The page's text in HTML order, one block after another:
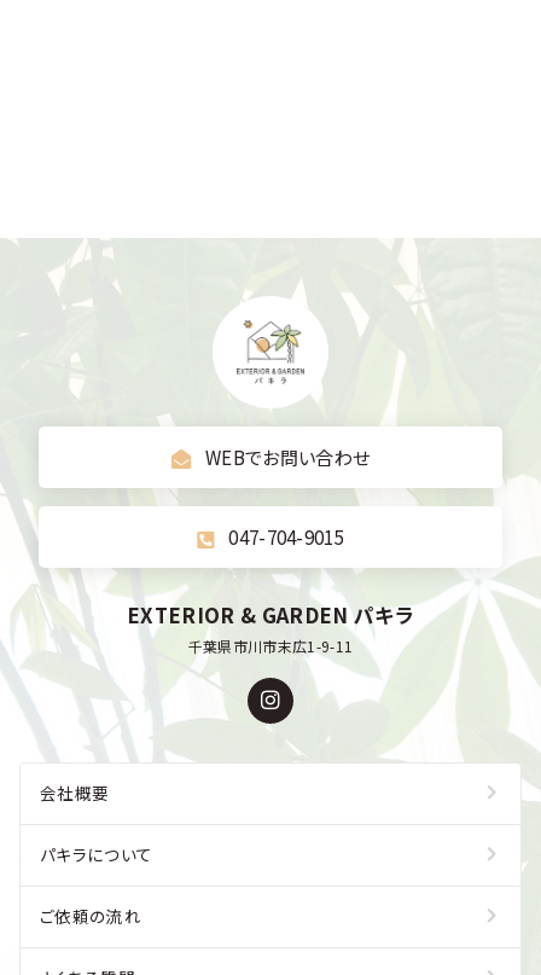
WEBでお問い合わせ
047-704-9015
EXTERIOR & GARDEN パキラ
千葉県市川市末広1-9-11
会社概要
パキラについて
ご依頼の流れ